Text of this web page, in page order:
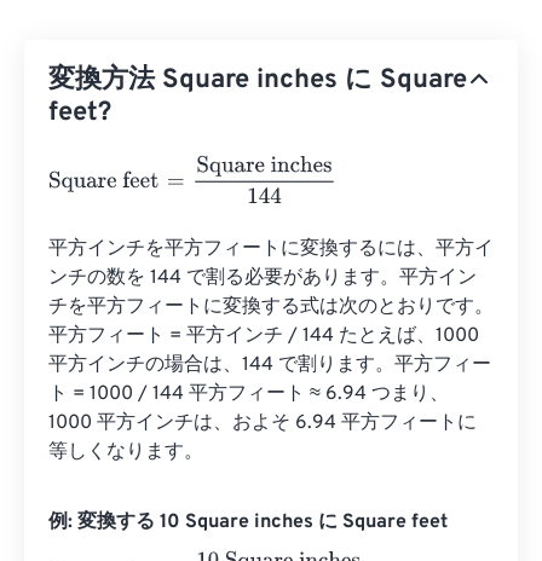
変換方法 Square inches に Square
feet?
Square feet = Square inches144
平方インチを平方フィートに変換するには、平方イ
ンチの数を 144 で割る必要があります。平方イン
チを平方フィートに変換する式は次のとおりです。
平方フィート = 平方インチ / 144 たとえば、1000
平方インチの場合は、144 で割ります。平方フィー
ト = 1000 / 144 平方フィート ≈ 6.94 つまり、
1000 平方インチは、およそ 6.94 平方フィートに
等しくなります。
例: 変換する 10 Square inches に Square feet